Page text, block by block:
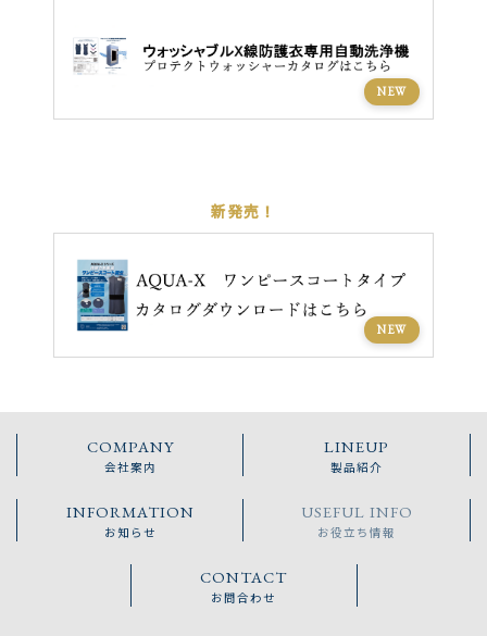
NEW
新発売！
NEW
COMPANY
会社案内
LINEUP
製品紹介
INFORMATION
お知らせ
USEFUL INFO
お役立ち情報
CONTACT
お問合わせ